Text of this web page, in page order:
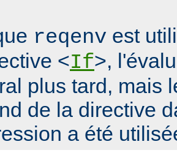
reqenv est
<If>,
plus tard, mais
de la directive
a été